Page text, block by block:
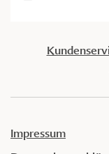
Impressum